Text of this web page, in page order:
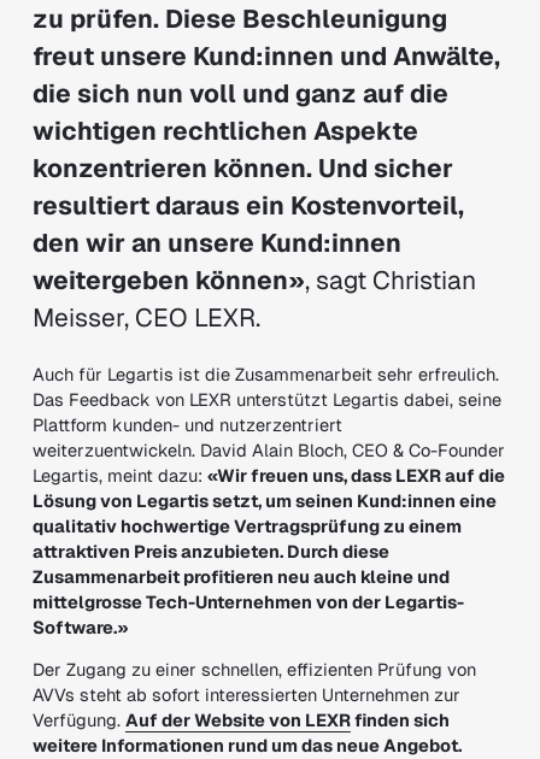
zu prüfen. Diese Beschleunigung
freut unsere Kund:innen und Anwälte,
die sich nun voll und ganz auf die
wichtigen rechtlichen Aspekte
konzentrieren können. Und sicher
resultiert daraus ein Kostenvorteil,
den wir an unsere Kund:innen
weitergeben können», sagt Christian
Meisser, CEO LEXR.
Auch für Legartis ist die Zusammenarbeit sehr erfreulich.
Das Feedback von LEXR unterstützt Legartis dabei, seine
Plattform kunden- und nutzerzentriert
weiterzuentwickeln. David Alain Bloch, CEO & Co-Founder
Legartis, meint dazu: «Wir freuen uns, dass LEXR auf die
Lösung von Legartis setzt, um seinen Kund:innen eine
qualitativ hochwertige Vertragsprüfung zu einem
attraktiven Preis anzubieten. Durch diese
Zusammenarbeit profitieren neu auch kleine und
mittelgrosse Tech-Unternehmen von der Legartis-
Software.»
Der Zugang zu einer schnellen, effizienten Prüfung von
AVVs steht ab sofort interessierten Unternehmen zur
Verfügung. Auf der Website von LEXRfinden sich
weitere Informationen rund um das neue Angebot.